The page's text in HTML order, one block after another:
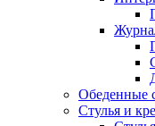
Обеденные
Стулья и